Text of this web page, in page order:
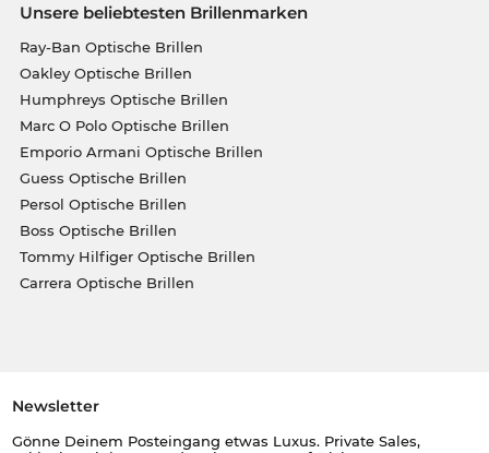
Unsere beliebtesten Brillenmarken
Ray-Ban Optische Brillen
Oakley Optische Brillen
Humphreys Optische Brillen
Marc O Polo Optische Brillen
Emporio Armani Optische Brillen
Guess Optische Brillen
Persol Optische Brillen
Boss Optische Brillen
Tommy Hilfiger Optische Brillen
Carrera Optische Brillen
Newsletter
Gönne Deinem Posteingang etwas Luxus. Private Sales,